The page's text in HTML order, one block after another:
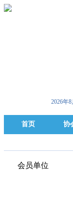
2026年
首页 协
会员单位